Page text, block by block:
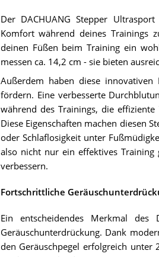
Der DACHUANG Stepper
Komfort während deines Trainings
deinen Füßen beim Training ein
messen ca. 14,2 cm - sie bieten
Außerdem haben diese
fördern. Eine verbesserte
während des Trainings, die
Diese Eigenschaften machen diesen
oder Schlaflosigkeit unter
also nicht nur ein effektives Training
verbessern.
Fortschrittliche
Ein entscheidendes Merkmal des
Geräuschunterdrückung. Dank
den Geräuschpegel erfolgreich